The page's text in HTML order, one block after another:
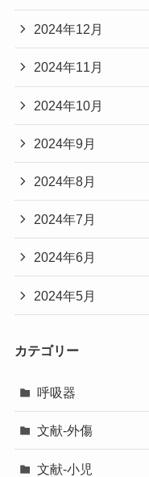
2024年12月
2024年11月
2024年10月
2024年9月
2024年8月
2024年7月
2024年6月
2024年5月
カテゴリー
呼吸器
文献-外傷
文献-小児